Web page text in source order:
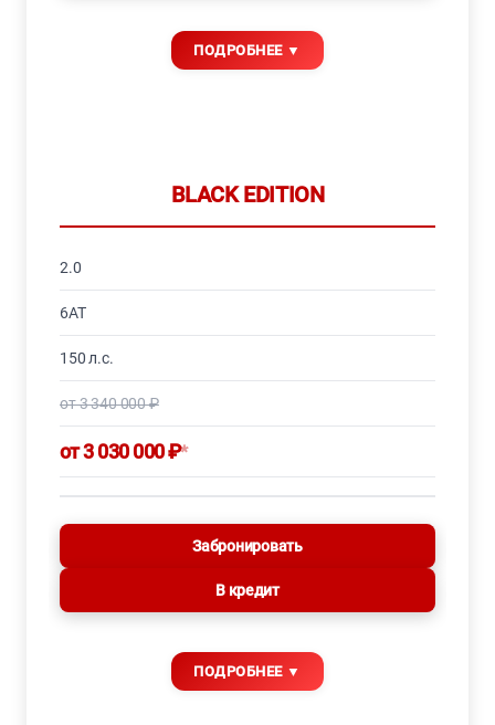
BLACK EDITION
2.0
6AT
150 л.с.
от 3 340 000 ₽
от 3 030 000 ₽*
Забронировать
В кредит